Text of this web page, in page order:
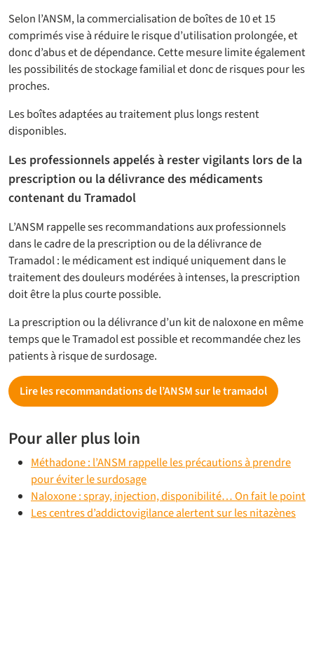
Selon l’ANSM, la commercialisation de boîtes de 10 et 15
comprimés vise à réduire le risque d’utilisation prolongée, et
donc d’abus et de dépendance. Cette mesure limite également
les possibilités de stockage familial et donc de risques pour les
proches.
Les boîtes adaptées au traitement plus longs restent
disponibles.
Les professionnels appelés à rester vigilants lors de la
prescription ou la délivrance des médicaments
contenant du Tramadol
L’ANSM rappelle ses recommandations aux professionnels
dans le cadre de la prescription ou de la délivrance de
Tramadol : le médicament est indiqué uniquement dans le
traitement des douleurs modérées à intenses, la prescription
doit être la plus courte possible.
La prescription ou la délivrance d’un kit de naloxone en même
temps que le Tramadol est possible et recommandée chez les
patients à risque de surdosage.
Lire les recommandations de l’ANSM sur le tramadol
Pour aller plus loin
Méthadone : l’ANSM rappelle les précautions à prendre
pour éviter le surdosage
Naloxone : spray, injection, disponibilité… On fait le point
Les centres d’addictovigilance alertent sur les nitazènes